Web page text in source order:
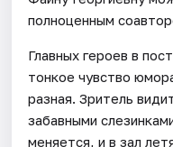
полноценным
Главных героев в
тонкое чувство
разная. Зритель
забавными
меняется, и в зал